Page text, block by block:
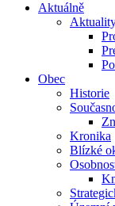
Aktuálně
Obec
Historie
Kronika
Blízké